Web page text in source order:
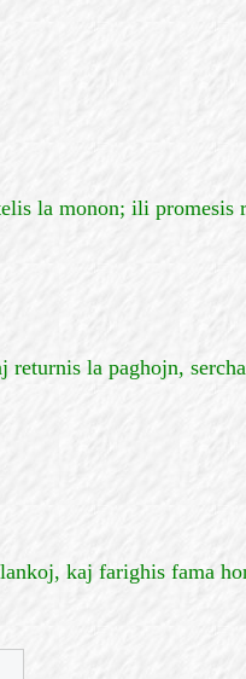
la monon; ili promesis
la paghojn,
kaj farighis fama